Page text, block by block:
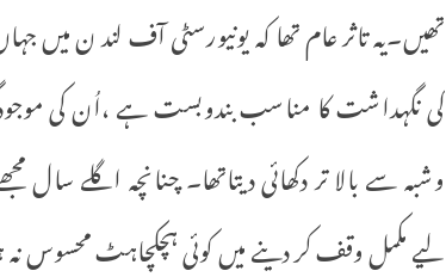
تھیں۔یہ تاثر عام تھا کہ یونیورسٹی آف لند ن
کی نگہداشت کا مناسب بندوبست ہے ،اُن کی
وشبہ سے بالا تر دکھائی دیتاتھا۔ چنانچہ اگلے
لیے مکمل وقف کر دینے میں کوئی ہچکچاہٹ محسوس